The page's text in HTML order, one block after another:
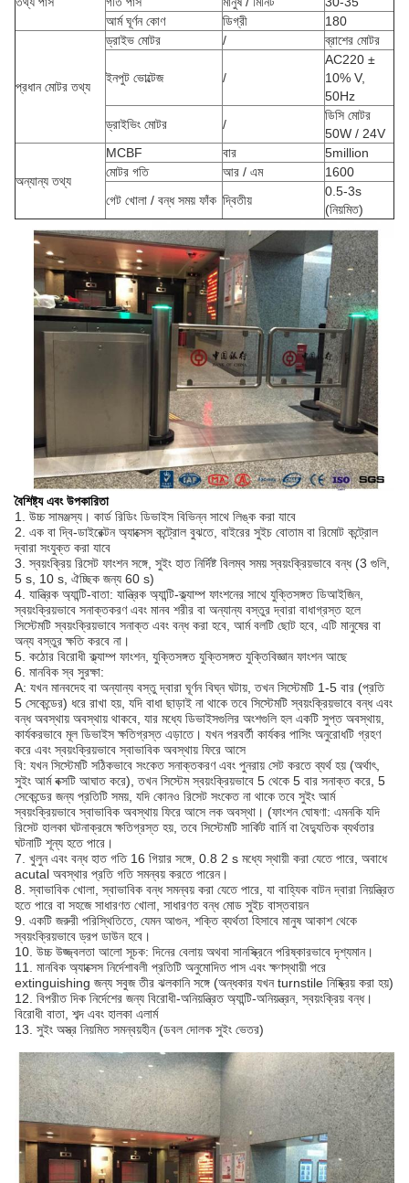
আর্ম ঘূর্ণন কোণ
ডিগ্রী 180
প্রধান মোটর তথ্য
ড্রাইভ মোটর / ব্রাশের মোটর
ইনপুট ভোল্টেজ /
AC220 ±
10% V,
50Hz
ড্রাইভিং মোটর
/
ডিসি মোটর
50W / 24V
অন্যান্য তথ্য
MCBF বার
5million
মোটর গতি
আর / এম
1600
গেট খোলা / বন্ধ সময় ফাঁক দ্বিতীয়
0.5-3s
(নিয়মিত)
বৈশিষ্ট্য এবং উপকারিতা
1. উচ্চ সামঞ্জস্য। কার্ড রিডিং ডিভাইস বিভিন্ন সাথে লিঙ্ক করা যাবে
2. এক বা দ্বি-ডাইরেক্টন অ্যাক্সেস কন্ট্রোল বুঝতে, বাইরের সুইচ বোতাম বা রিমোট কন্ট্রোল
দ্বারা সংযুক্ত করা যাবে
3. স্বয়ংক্রিয় রিসেট ফাংশন সঙ্গে, সুইং হাত নির্দিষ্ট বিলম্ব সময় স্বয়ংক্রিয়ভাবে বন্ধ (3 গুলি,
5 s, 10 s, ঐচ্ছিক জন্য 60 s)
4. যান্ত্রিক অ্যান্টি-বাতা: যান্ত্রিক অ্যান্টি-ক্ল্যাম্প ফাংশনের সাথে যুক্তিসঙ্গত ডিআইজিন,
স্বয়ংক্রিয়ভাবে সনাক্তকরণ এবং মানব শরীর বা অন্যান্য বস্তুর দ্বারা বাধাগ্রস্ত হলে
সিস্টেমটি স্বয়ংক্রিয়ভাবে সনাক্ত এবং বন্ধ করা হবে, আর্ম বলটি ছোট হবে, এটি মানুষের বা
অন্য বস্তুর ক্ষতি করবে না।
5. কঠোর বিরোধী ক্ল্যাম্প ফাংশন, যুক্তিসঙ্গত যুক্তিসঙ্গত যুক্তিবিজ্ঞান ফাংশন আছে
6. মানবিক স্ব সুরক্ষা:
A: যখন মানবদেহ বা অন্যান্য বস্তু দ্বারা ঘূর্ণন বিঘ্ন ঘটায়, তখন সিস্টেমটি 1-5 বার (প্রতি
5 সেকেন্ডের) ধরে রাখা হয়, যদি বাধা ছাড়াই না থাকে তবে সিস্টেমটি স্বয়ংক্রিয়ভাবে বন্ধ এবং
বন্ধ অবস্থায় অবস্থায় থাকবে, যার মধ্যে ডিভাইসগুলির অংশগুলি হল একটি সুপ্ত অবস্থায়,
কার্যকরভাবে মূল ডিভাইস ক্ষতিগ্রস্ত এড়াতে। যখন পরবর্তী কার্যকর পাসিং অনুরোধটি গ্রহণ
করে এবং স্বয়ংক্রিয়ভাবে স্বাভাবিক অবস্থায় ফিরে আসে
বি: যখন সিস্টেমটি সঠিকভাবে সংকেত সনাক্তকরণ এবং পুনরায় সেট করতে ব্যর্থ হয় (অর্থাৎ,
সুইং আর্ম বক্সটি আঘাত করে), তখন সিস্টেম স্বয়ংক্রিয়ভাবে 5 থেকে 5 বার সনাক্ত করে, 5
সেকেন্ডের জন্য প্রতিটি সময়, যদি কোনও রিসেট সংকেত না থাকে তবে সুইং আর্ম
স্বয়ংক্রিয়ভাবে স্বাভাবিক অবস্থায় ফিরে আসে লক অবস্থা। (ফাংশন ঘোষণা: এমনকি যদি
রিসেট হালকা ঘটনাক্রমে ক্ষতিগ্রস্ত হয়, তবে সিস্টেমটি সার্কিট বার্নি বা বৈদ্যুতিক ব্যর্থতার
ঘটনাটি শূন্য হতে পারে।
7. খুলুন এবং বন্ধ হাত গতি 16 গিয়ার সঙ্গে, 0.8 2 s মধ্যে স্থায়ী করা যেতে পারে, অবাধে
acutal অবস্থার প্রতি গতি সমন্বয় করতে পারেন।
8. স্বাভাবিক খোলা, স্বাভাবিক বন্ধ সমন্বয় করা যেতে পারে, যা বাহ্যিক বাটন দ্বারা নিয়ন্ত্রিত
হতে পারে বা সহজে সাধারণত খোলা, সাধারণত বন্ধ মোড সুইচ বাস্তবায়ন
9. একটি জরুরী পরিস্থিতিতে, যেমন আগুন, শক্তি ব্যর্থতা হিসাবে মানুষ আকাশ থেকে
স্বয়ংক্রিয়ভাবে ড্রপ ডাউন হবে।
10. উচ্চ উজ্জ্বলতা আলো সূচক: দিনের বেলায় অথবা সানস্ক্রিনে পরিষ্কারভাবে দৃশ্যমান।
11. মানবিক অ্যাক্সেস নির্দেশাবলী প্রতিটি অনুমোদিত পাস এবং ক্ষণস্থায়ী পরে
extinguishing জন্য সবুজ তীর ঝলকানি সঙ্গে (অন্ধকার যখন turnstile নিষ্ক্রিয় করা হয়)
12. বিপরীত দিক নির্দেশের জন্য বিরোধী-অনিয়ন্ত্রিত অ্যান্টি-অনিয়ন্ত্রন, স্বয়ংক্রিয় বন্ধ।
বিরোধী বাতা, শব্দ এবং হালকা এলার্ম
13. সুইং অস্ত্র নিয়মিত সমন্বয়হীন (ডবল দোলক সুইং ভেতর)